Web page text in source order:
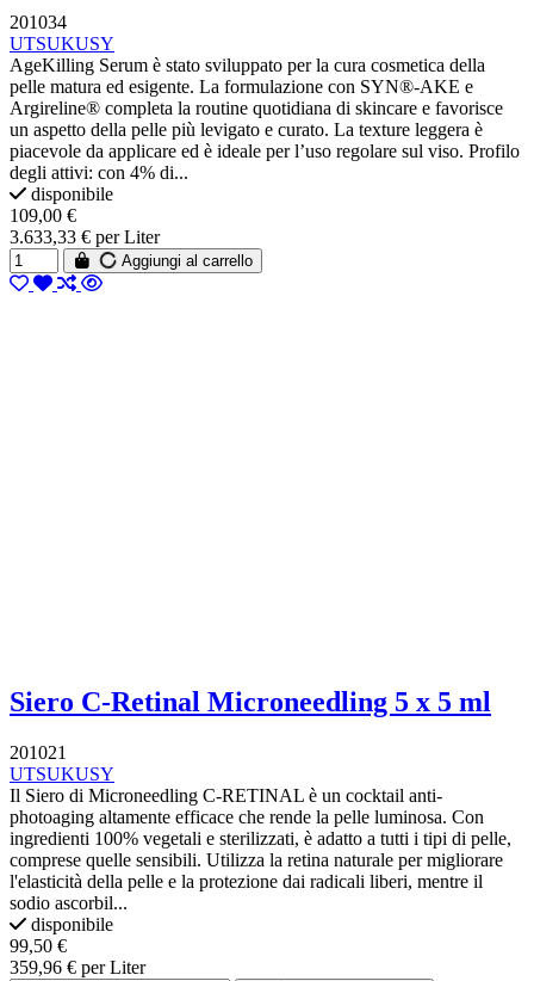
201034
UTSUKUSY
AgeKilling Serum è stato sviluppato per la cura cosmetica della
pelle matura ed esigente. La formulazione con SYN®-AKE e
Argireline® completa la routine quotidiana di skincare e favorisce
un aspetto della pelle più levigato e curato. La texture leggera è
piacevole da applicare ed è ideale per l’uso regolare sul viso. Profilo
degli attivi: con 4% di...
disponibile
109,00 €
3.633,33 € per Liter
Aggiungi al carrello
Siero C-Retinal Microneedling 5 x 5 ml
201021
UTSUKUSY
Il Siero di Microneedling C-RETINAL è un cocktail anti-
photoaging altamente efficace che rende la pelle luminosa. Con
ingredienti 100% vegetali e sterilizzati, è adatto a tutti i tipi di pelle,
comprese quelle sensibili. Utilizza la retina naturale per migliorare
l'elasticità della pelle e la protezione dai radicali liberi, mentre il
sodio ascorbil...
disponibile
99,50 €
359,96 € per Liter